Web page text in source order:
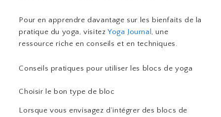
Pour en apprendre davantage sur les bienfaits de la
pratique du yoga, visitezYoga Journal, une
ressource riche en conseils et en techniques.
Conseils pratiques pour utiliser les blocs de yoga
Choisir le bon type de bloc
Lorsque vous envisagez d’intégrer des blocs de